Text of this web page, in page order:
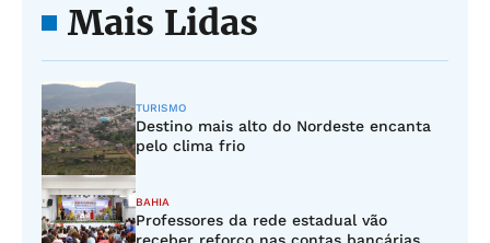
Mais Lidas
TURISMO
Destino mais alto do Nordeste encanta
pelo clima frio
BAHIA
Professores da rede estadual vão